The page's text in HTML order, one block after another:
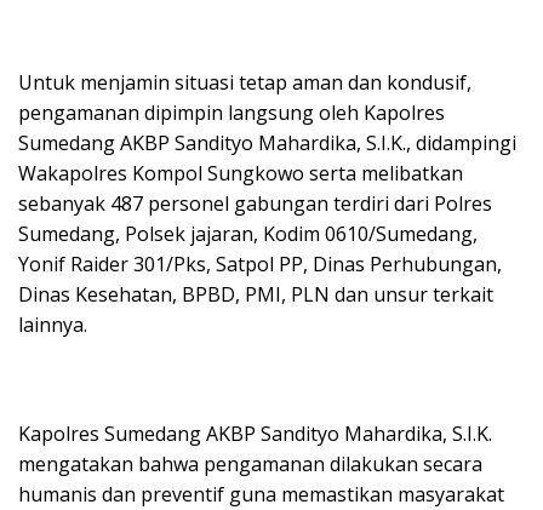
Untuk menjamin situasi tetap aman dan kondusif,
pengamanan dipimpin langsung oleh Kapolres
Sumedang AKBP Sandityo Mahardika, S.I.K., didampingi
Wakapolres Kompol Sungkowo serta melibatkan
sebanyak 487 personel gabungan terdiri dari Polres
Sumedang, Polsek jajaran, Kodim 0610/Sumedang,
Yonif Raider 301/Pks, Satpol PP, Dinas Perhubungan,
Dinas Kesehatan, BPBD, PMI, PLN dan unsur terkait
lainnya.
Kapolres Sumedang AKBP Sandityo Mahardika, S.I.K.
mengatakan bahwa pengamanan dilakukan secara
humanis dan preventif guna memastikan masyarakat